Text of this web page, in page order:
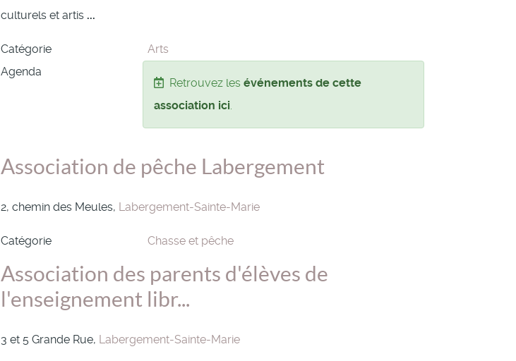
culturels et artis ...
Catégorie
Arts
Agenda
Retrouvez lesévénements de cette
association ici.
Association de pêche Labergement
2, chemin des Meules, Labergement-Sainte-Marie
Catégorie Chasse et pêche
Association des parents d'élèves de
l'enseignement libr...
3 et 5 Grande Rue, Labergement-Sainte-Marie